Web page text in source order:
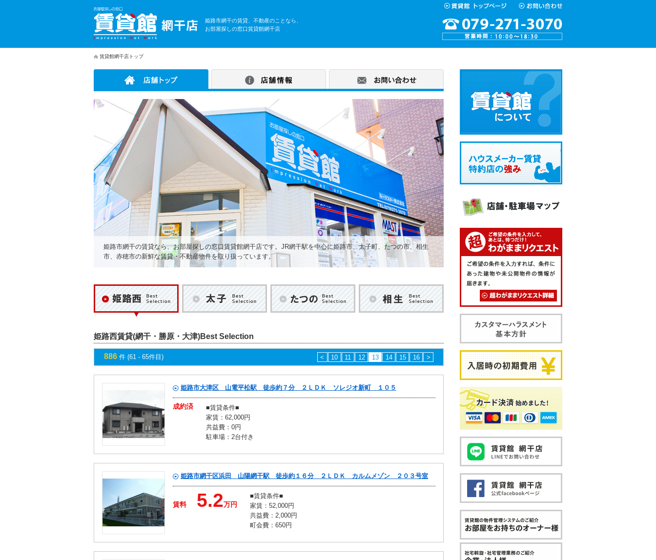
姫路市網干の賃貸、不動産のことなら、
お部屋探しの窓口賃貸館網干店
賃貸館網干店トップ
お問い合わせ
姫路市網干の賃貸なら、お部屋探しの窓口賃貸館網干店です。JR網干駅を中心に姫路市、太子町、たつの市、相生
市、赤穂市の新鮮な賃貸・不動産物件を取り扱っています。
姫路西賃貸(網干・勝原・大津)Best Selection
886 件 (61 - 65件目) < 10 11 12 13 14 15 16 >
姫路市大津区 山電平松駅 徒歩約７分 ２ＬＤＫ ソレジオ新町 １０５
成約済
■賃貸条件■
家賃：62,000円
共益費：0円
駐車場：2台付き
姫路市網干区浜田 山陽網干駅 徒歩約１６分 ２ＬＤＫ カルムメゾン ２０３号室
賃料 5.2万円
■賃貸条件■
家賃：52,000円
共益費：2,000円
町会費：650円
ハウスメーカー賃貸特約店の強み